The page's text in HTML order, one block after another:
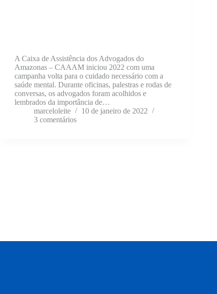
A Caixa de Assistência dos Advogados do
Amazonas – CAAAM iniciou 2022 com uma
campanha volta para o cuidado necessário com a
saúde mental. Durante oficinas, palestras e rodas de
conversas, os advogados foram acolhidos e
lembrados da importância de…
marceloleite
10 de janeiro de 2022
3 comentários